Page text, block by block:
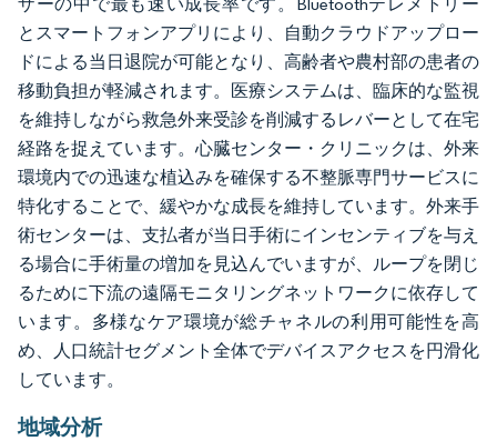
とスマートフォンアプリにより、自動クラウドアップロー
ドによる当日退院が可能となり、高齢者や農村部の患者の
移動負担が軽減されます。医療システムは、臨床的な監視
を維持しながら救急外来受診を削減するレバーとして在宅
経路を捉えています。心臓センター・クリニックは、外来
環境内での迅速な植込みを確保する不整脈専門サービスに
特化することで、緩やかな成長を維持しています。外来手
術センターは、支払者が当日手術にインセンティブを与え
る場合に手術量の増加を見込んでいますが、ループを閉じ
るために下流の遠隔モニタリングネットワークに依存して
います。多様なケア環境が総チャネルの利用可能性を高
め、人口統計セグメント全体でデバイスアクセスを円滑化
しています。
地域分析